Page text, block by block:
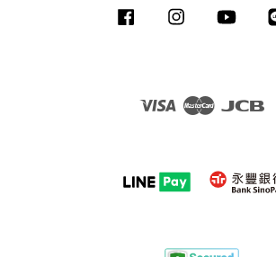
Facebook Instagram YouTube
Visa Master